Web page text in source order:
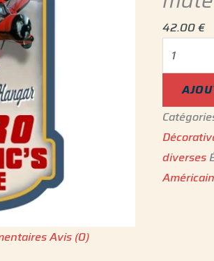
42.00€
diverses
Avis (0)